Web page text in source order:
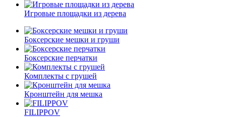
Игровые площадки из дерева
Боксерские мешки и груши
Боксерские перчатки
Комплекты с грушей
Кронштейн для мешка
FILIPPOV